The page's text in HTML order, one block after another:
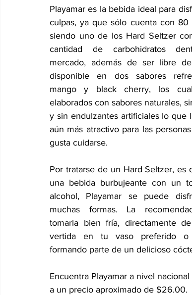
Playamar es la bebida ideal para
culpas, ya que sólo cuenta con 80
siendo uno de los Hard Seltzer
cantidad de carbohidratos
mercado, además de ser libre
disponible en dos sabores
mango y black cherry, los
elaborados con sabores naturales,
y sin endulzantes artificiales lo que
aún más atractivo para las
gusta cuidarse.
Por tratarse de un Hard Seltzer, es
una bebida burbujeante con un
alcohol, Playamar se puede
muchas formas. La
tomarla bien fría, directamente
vertida en tu vaso preferido o
formando parte de un delicioso
Encuentra Playamar a nivel
a un precio aproximado de $26.00.